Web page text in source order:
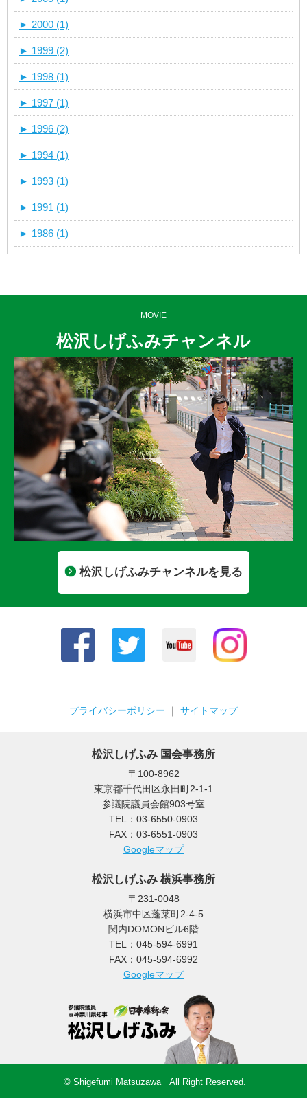
► 2000 (1)
► 1999 (2)
► 1998 (1)
► 1997 (1)
► 1996 (2)
► 1994 (1)
► 1993 (1)
► 1991 (1)
► 1986 (1)
MOVIE
松沢しげふみチャンネル
松沢しげふみチャンネルを見る
プライバシーポリシー ｜ サイトマップ
松沢しげふみ 国会事務所
〒100-8962
東京都千代田区永田町2-1-1
参議院議員会館903号室
TEL：03-6550-0903
FAX：03-6551-0903
Googleマップ
松沢しげふみ 横浜事務所
〒231-0048
横浜市中区蓬莱町2-4-5
関内DOMONビル6階
TEL：045-594-6991
FAX：045-594-6992
Googleマップ
© Shigefumi Matsuzawa All Right Reserved.